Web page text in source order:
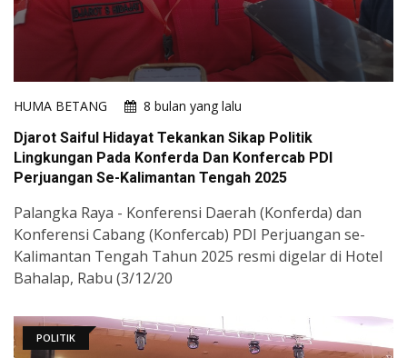
HUMA BETANG
8 bulan yang lalu
Djarot Saiful Hidayat Tekankan Sikap Politik
Lingkungan Pada Konferda Dan Konfercab PDI
Perjuangan Se-Kalimantan Tengah 2025
Palangka Raya - Konferensi Daerah (Konferda) dan
Konferensi Cabang (Konfercab) PDI Perjuangan se-
Kalimantan Tengah Tahun 2025 resmi digelar di Hotel
Bahalap, Rabu (3/12/20
POLITIK